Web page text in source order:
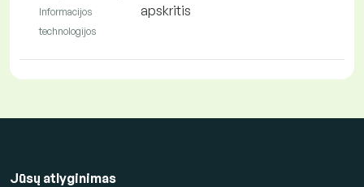
Informacijos
technologijos
apskritis
Jūsų atlyginimas